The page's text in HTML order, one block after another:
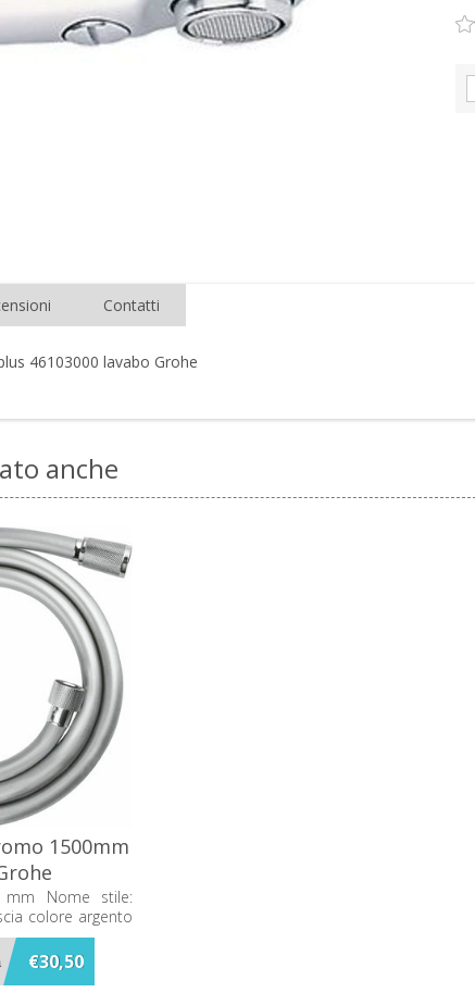
Contatti
46103000 lavabo Grohe
anche
1500mm
mm Nome stile:
colore argento
Silverflex ma
€30,50